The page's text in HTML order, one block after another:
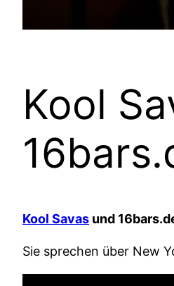
Kool
Kool Savas und
Sie sprechen über New